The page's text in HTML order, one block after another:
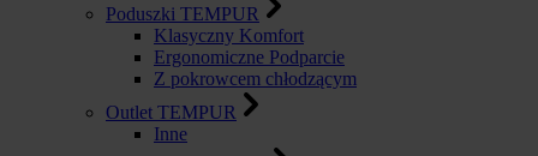
Poduszki TEMPUR
Klasyczny Komfort
Ergonomiczne Podparcie
Z pokrowcem chłodzącym
Outlet TEMPUR
Inne